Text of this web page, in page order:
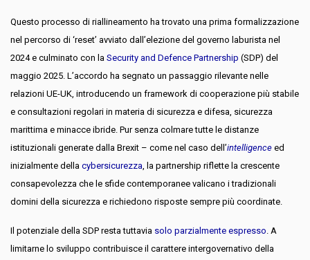
Questo processo di riallineamento ha trovato una prima formalizzazione
nel percorso di ‘reset’ avviato dall’elezione del governo laburista nel
2024 e culminato con la Security and Defence Partnership (SDP) del
maggio 2025. L’accordo ha segnato un passaggio rilevante nelle
relazioni UE-UK, introducendo un framework di cooperazione più stabile
e consultazioni regolari in materia di sicurezza e difesa, sicurezza
marittima e minacce ibride. Pur senza colmare tutte le distanze
istituzionali generate dalla Brexit – come nel caso dell’intelligence ed
inizialmente della cybersicurezza , la partnership riflette la crescente
consapevolezza che le sfide contemporanee valicano i tradizionali
domini della sicurezza e richiedono risposte sempre più coordinate.
Il potenziale della SDP resta tuttavia solo parzialmente espresso . A
limitarne lo sviluppo contribuisce il carattere intergovernativo della